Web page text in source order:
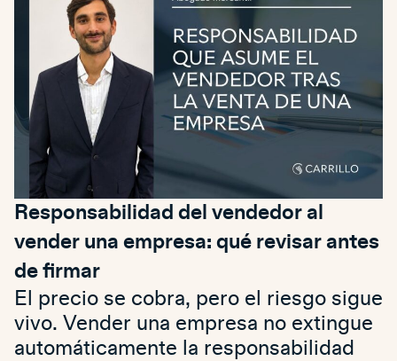
Responsabilidad del vendedor al
vender una empresa: qué revisar antes
de firmar
El precio se cobra, pero el riesgo sigue
vivo. Vender una empresa no extingue
automáticamente la responsabilidad